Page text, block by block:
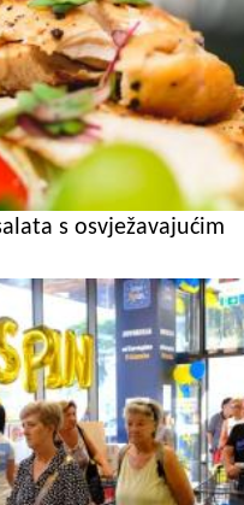
s osvježavajućim